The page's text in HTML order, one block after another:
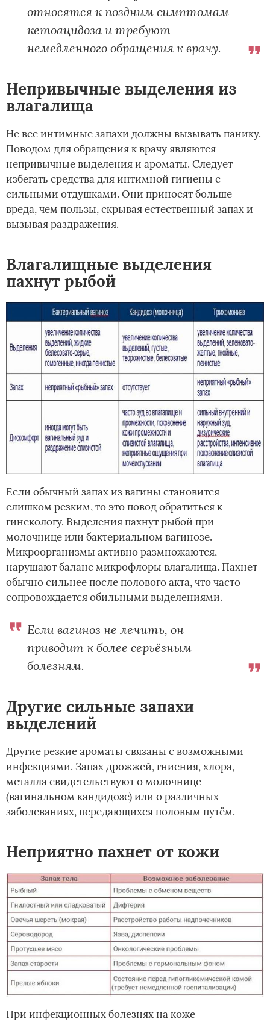
относятся к поздним симптомам
кетоацидоза и требуют
немедленного обращения к врачу.
Непривычные выделения из
влагалища
Не все интимные запахи должны вызывать панику.
Поводом для обращения к врачу являются
непривычные выделения и ароматы. Следует
избегать средства для интимной гигиены с
сильными отдушками. Они приносят больше
вреда, чем пользы, скрывая естественный запах и
вызывая раздражения.
Влагалищные выделения
пахнут рыбой
Если обычный запах из вагины становится
слишком резким, то это повод обратиться к
гинекологу. Выделения пахнут рыбой при
молочнице или бактериальном вагинозе.
Микроорганизмы активно размножаются,
нарушают баланс микрофлоры влагалища. Пахнет
обычно сильнее после полового акта, что часто
сопровождается обильными выделениями.
Если вагиноз не лечить, он
приводит к более серьёзным
болезням.
Другие сильные запахи
выделений
Другие резкие ароматы связаны с возможными
инфекциями. Запах дрожжей, гниения, хлора,
металла свидетельствуют о молочнице
(вагинальном кандидозе) или о различных
заболеваниях, передающихся половым путём.
Неприятно пахнет от кожи
При инфекционных болезнях на коже